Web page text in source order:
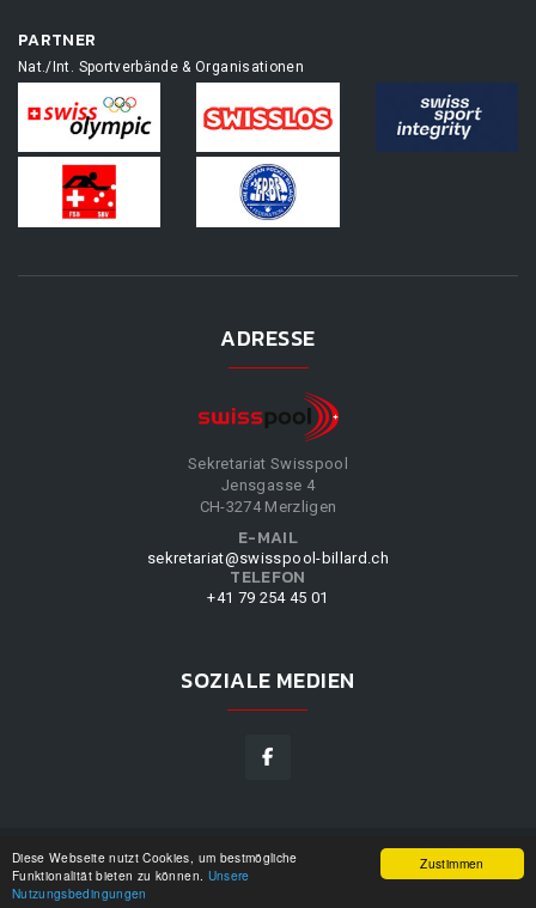
Zustimmen
Diese Webseite nutzt Cookies, um bestmögliche
Funktionalität bieten zu können. Unsere
Nutzungsbedingungen
PARTNER
Nat./Int. Sportverbände & Organisationen
ADRESSE
Sekretariat Swisspool
Jensgasse 4
CH-3274 Merzligen
E-MAIL
sekretariat@swisspool-billard.ch
TELEFON
+41 79 254 45 01
SOZIALE MEDIEN
SWISSPOOL©2026|DESIGN BY
UNSERE
NUTZUNGSBEDINGUNGEN